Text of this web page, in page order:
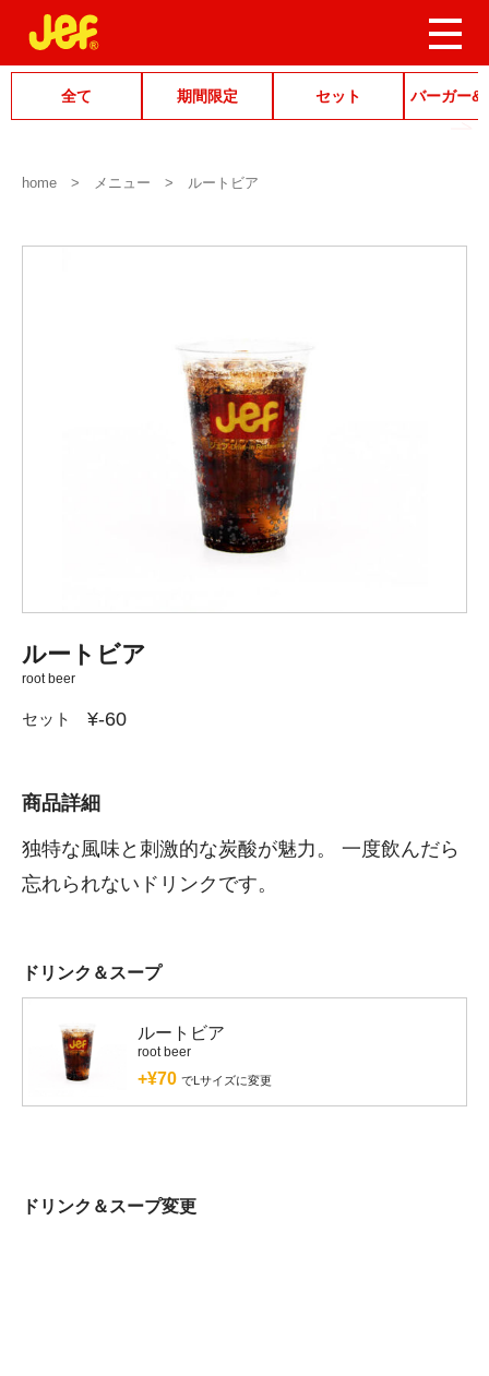
全て 期間限定 セット バーガー&
home メニュー ルートビア
ルートビア
root beer
セット ¥-60
商品詳細
独特な風味と刺激的な炭酸が魅力。 一度飲んだら
忘れられないドリンクです。
ドリンク＆スープ
ルートビア
root beer
+¥70 でLサイズに変更
ドリンク＆スープ変更